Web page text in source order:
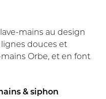
mains au design
douces et
Orbe, et en font
& siphon